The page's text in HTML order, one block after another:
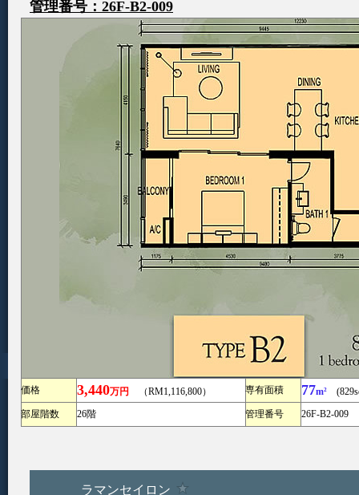
管理番号：26F-B2-009
価格 3,440万円 （RM1,116,800） 専有面積 77m²
部屋階数
26階 管理番号 26F-B2-009